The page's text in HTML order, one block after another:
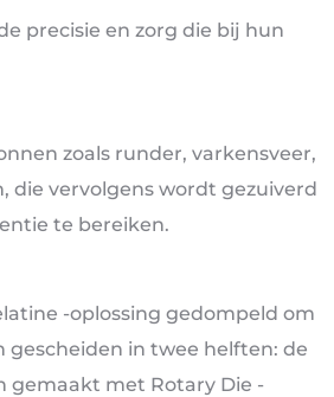
precisie en zorg die bij hun
zoals runder, varkensveer,
die vervolgens wordt gezuiverd
te bereiken.
-oplossing gedompeld om
gescheiden in twee helften: de
gemaakt met Rotary Die -